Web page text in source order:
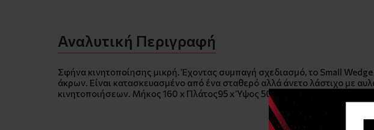
Αναλυτική Περιγραφή
Σφήνα κινητοποίησης μικρή. Έχοντας συμπαγή σχεδιασμό, το Small
άκρων. Είναι κατασκευασμένο από ένα σταθερό αλλά άνετο λάστιχο με
κινητοποιήσεων. Μήκος 160 x Πλάτος95 x Ύψος 50 mm